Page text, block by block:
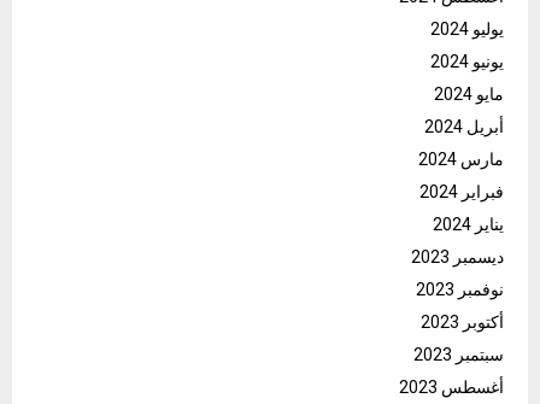
يوليو 2024
يونيو 2024
مايو 2024
أبريل 2024
مارس 2024
فبراير 2024
يناير 2024
ديسمبر 2023
نوفمبر 2023
أكتوبر 2023
سبتمبر 2023
أغسطس 2023